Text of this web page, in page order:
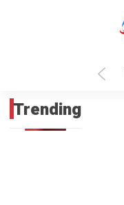
Trending